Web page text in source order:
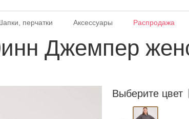
перчатки Аксессуары Распродажа
Джемпер
Выберите цвет